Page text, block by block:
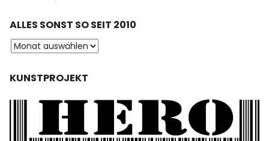
ALLES SONST SO SEIT 2010
KUNSTPROJEKT